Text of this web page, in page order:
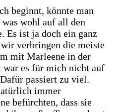
beginnt, könnte man
wohl auf all den
Es ist ja doch ein ganz
verbringen die meiste
mit Marleene in der
war es für mich nicht auf
passiert zu viel.
immer
befürchten, dass sie